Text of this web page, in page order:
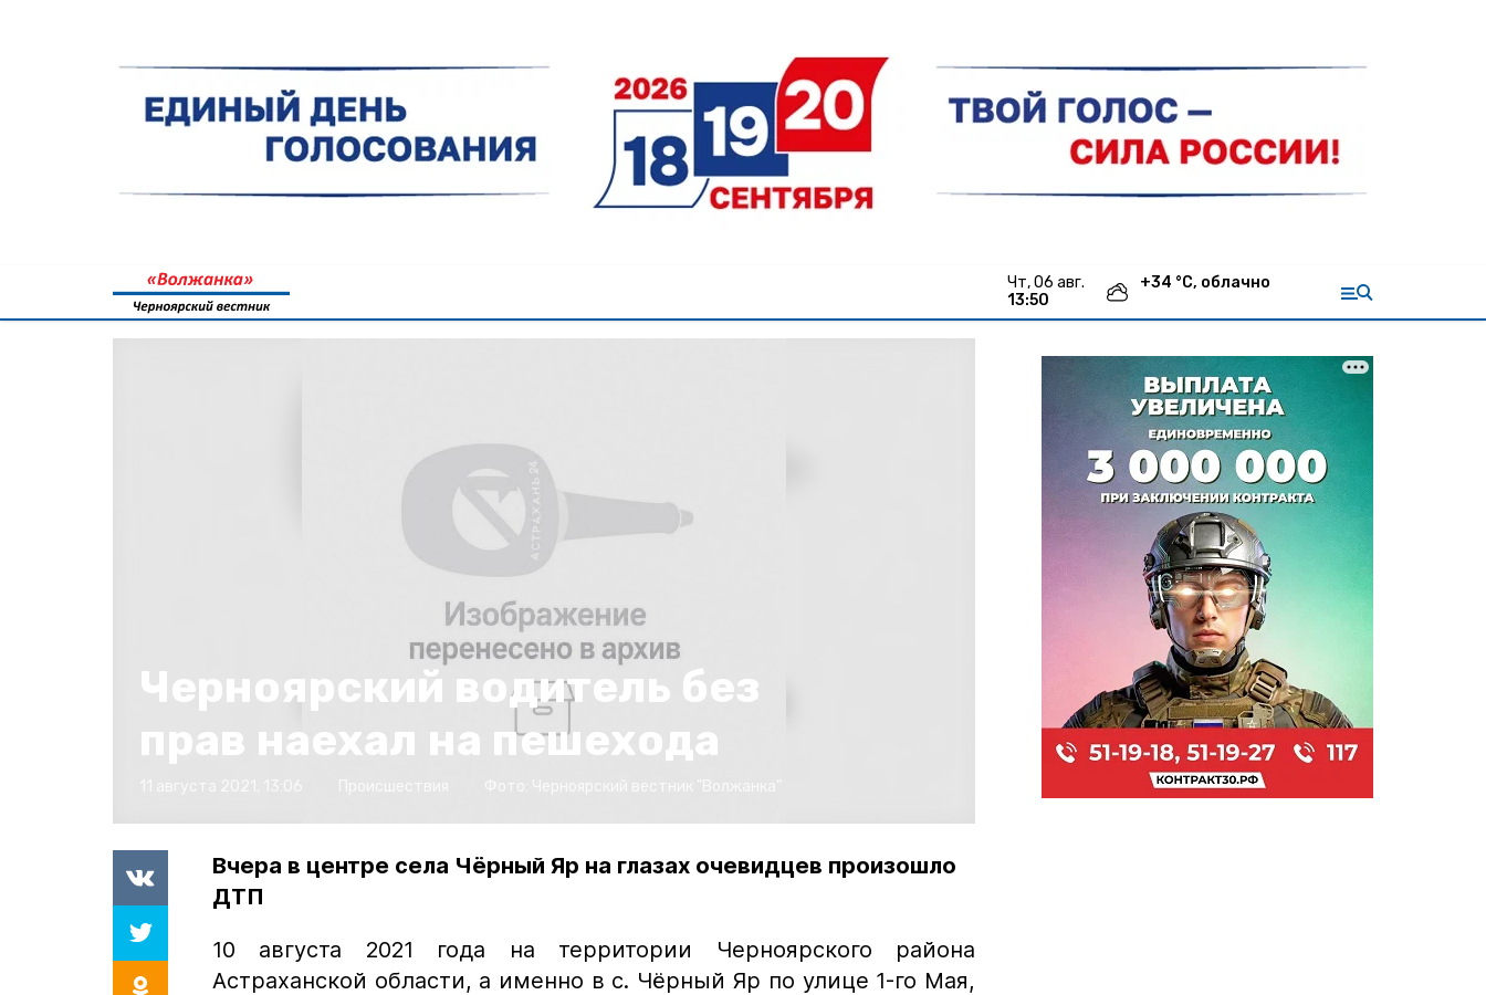
чт, 06 авг.
13:50
+34 °С, облачно
Черноярский водитель без
прав наехал на пешехода
Вчера в центре села Чёрный Яр на глазах очевидцев произошло
ДТП
10 августа 2021 года на территории Черноярского района
Астраханской области, а именно в с. Чёрный Яр по улице 1-го Мая,